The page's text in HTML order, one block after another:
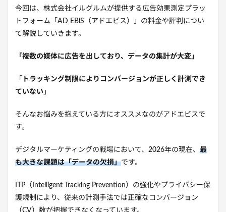
今回は、株式会社イルグルムが提供する広告効果測定プラッ
トフォーム「AD EBiS（アドエビス）」の料金や評判につい
て解説していきます。
「複数の媒体に広告を出しており、データの集計が大変」
「
トラッキング制限によりコンバージョンが正しく計測でき
ていない 」
そんなお悩みを抱えている方にオススメなのがアドエビスで
す。
デジタルマーケティングの戦場において、2026年の現在、 最
も大きな課題は「データの欠損」です。
ITP（Intelligent Tracking Prevention）の強化やプライバシー保
護規制により、従来の計測手法では正確なコンバージョン
（CV）数が把握できなくなっています。